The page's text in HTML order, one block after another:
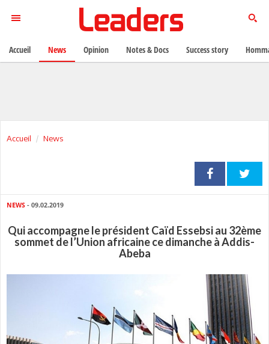
Accueil News
NEWS - 09.02.2019
Qui accompagne le président Caïd Essebsi au 32ème
sommet de l’Union africaine ce dimanche à Addis-
Abeba
Accueil News Opinion Notes & Docs Success story